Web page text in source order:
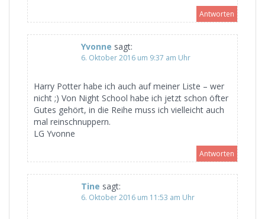
Antworten
Yvonne sagt:
6. Oktober 2016 um 9:37 am Uhr
Harry Potter habe ich auch auf meiner Liste – wer
nicht ;) Von Night School habe ich jetzt schon öfter
Gutes gehört, in die Reihe muss ich vielleicht auch
mal reinschnuppern.
LG Yvonne
Antworten
Tine sagt:
6. Oktober 2016 um 11:53 am Uhr